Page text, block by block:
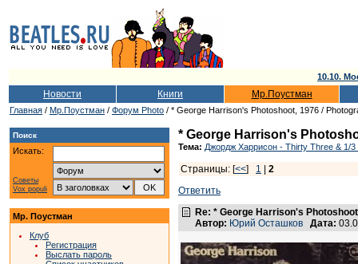
10.10.
Новости Книги Мр.Поустман
Главная / Мр.Поустман / Форум Photo / * George Harrison's Photoshoot, 1976 /
Поиск
Искать:
Советы
Vox populi
Мр. Поустман
Клуб
Регистрация
Выслать пароль
* George Harrison's
Тема: Джордж Харрисон - Thirty Three & 1/3
Страницы: [<<] 1
2
Ответить
Re: * George Harrison's
Автор: Юрий Осташков Дата: